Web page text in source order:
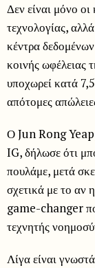
Δεν είναι μόνο οι
τεχνολογίας,
κέντρα
κοινής
υποχωρεί κατά
απότομες
Ο Jun Rong Yeap,
IG, δήλωσε ότι
πουλάμε, μετά
σχετικά με το αν
game-changer
τεχνητής
Λίγα είναι